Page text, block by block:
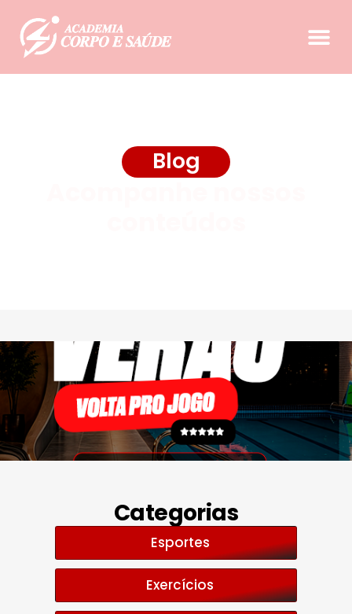
Blog
Categorias
Esportes
Exercícios